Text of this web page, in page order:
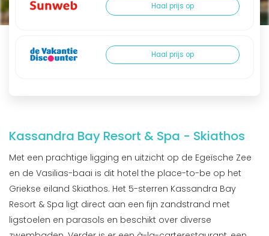
Haal prijs op
Haal prijs op
Kassandra Bay Resort & Spa - Skiathos
Met een prachtige ligging en uitzicht op de Egeïsche Zee
en de Vasilias-baai is dit hotel the place-to-be op het
Griekse eiland Skiathos. Het 5-sterren Kassandra Bay
Resort & Spa ligt direct aan een fijn zandstrand met
ligstoelen en parasols en beschikt over diverse